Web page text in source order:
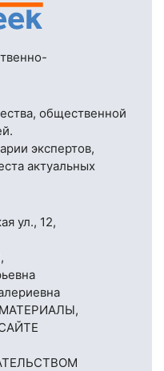
общественной
экспертов,
актуальных
ул., 12,
,